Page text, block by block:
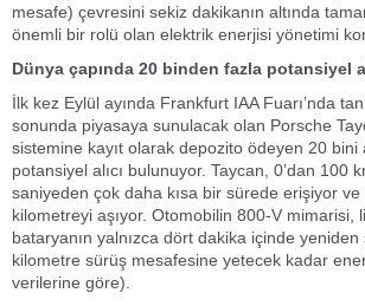
mesafe) çevresini sekiz dakikanın altında
önemli bir rolü olan elektrik enerjisi yönetimi
Dünya çapında 20 binden fazla potansiyel
İlk kez Eylül ayında Frankfurt IAA Fuarı’nda
sonunda piyasaya sunulacak olan Porsche
sistemine kayıt olarak depozito ödeyen 20 bini
potansiyel alıcı bulunuyor. Taycan, 0’dan 100
saniyeden çok daha kısa bir sürede erişiyor
kilometreyi aşıyor. Otomobilin 800-V mimarisi,
bataryanın yalnızca dört dakika içinde
kilometre sürüş mesafesine yetecek kadar
verilerine göre).